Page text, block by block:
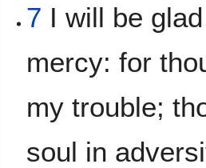
7 I will be
mercy: for
my trouble;
soul in